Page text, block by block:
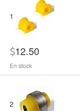
1
12.50
En stock
2